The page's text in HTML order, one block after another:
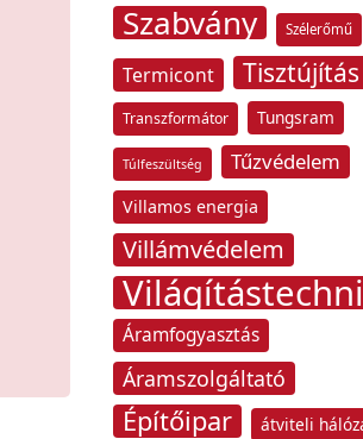
Szabvány Szélerőmű
Termicont Tisztújítás
Transzformátor Tungsram
Túlfeszültség Tűzvédelem
Villamos energia
Villámvédelem
Áramfogyasztás
Áramszolgáltató
Építőipar átviteli